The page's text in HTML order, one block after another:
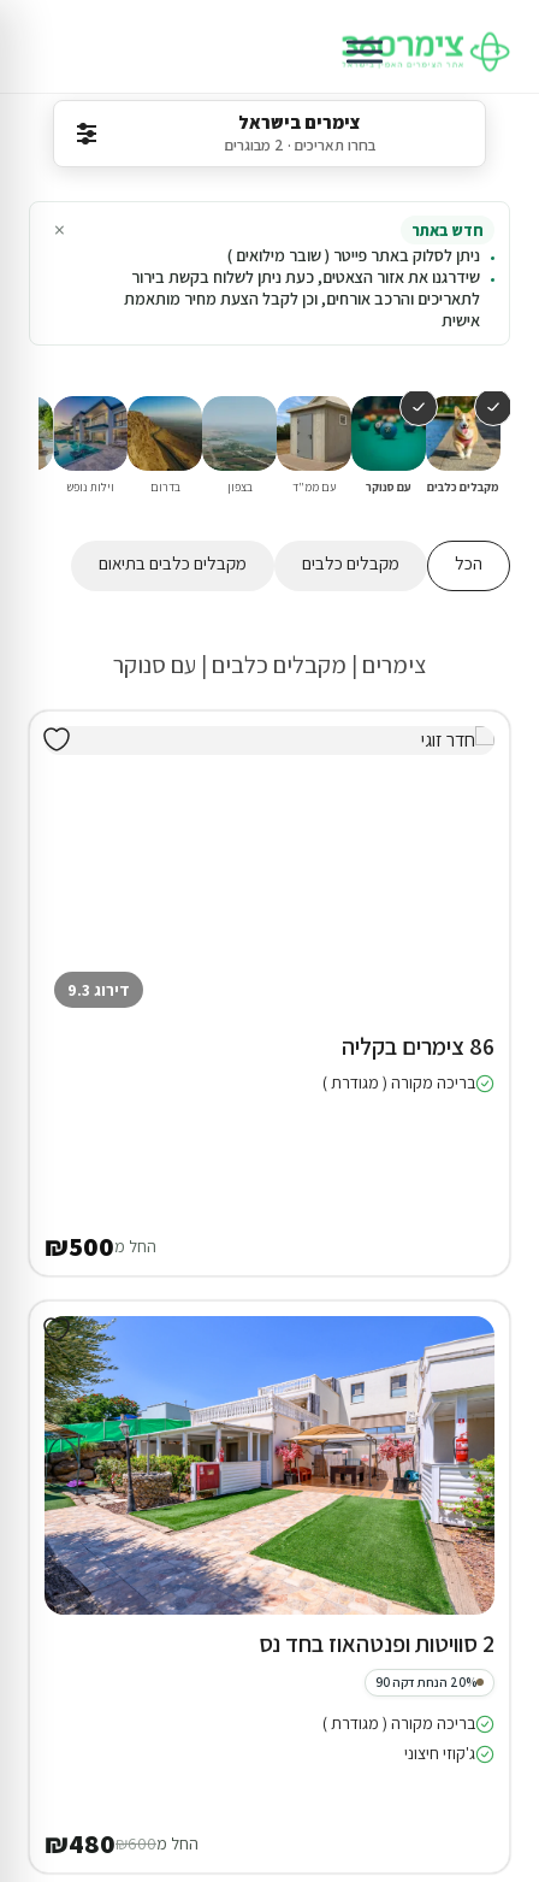
צימרים בישראל
בחרו תאריכים · 2 מבוגרים
חדש באתר
ניתן לסלוק באתר פייטר ( שובר מילואים )
שידרגנו את אזור הצאטים, כעת ניתן לשלוח בקשת בירור
לתאריכים והרכב אורחים, וכן לקבל הצעת מחיר מותאמת
אישית
×
מקבלים כלבים עם סנוקר עם ממ"ד בצפון בדרום וילות נופש
הכל מקבלים כלבים מקבלים כלבים בתיאום
צימרים | מקבלים כלבים | עם סנוקר
דירוג 9.3
86 צימרים בקליה
בריכה מקורה ( מגודרת )
החל מ₪500
2 סוויטות ופנטהאוז בחד נס
20% הנחת דקה 90
בריכה מקורה ( מגודרת )
ג'קוזי חיצוני
החל מ₪600
₪480